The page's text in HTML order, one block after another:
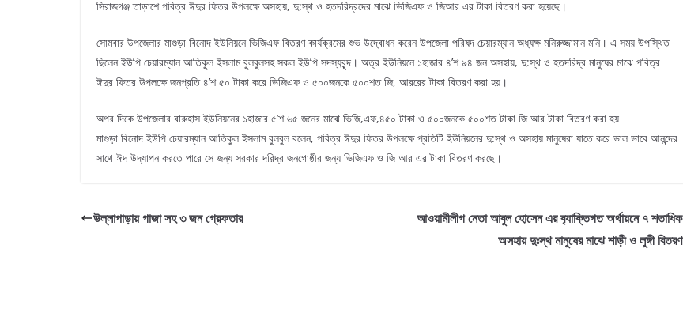
সিরাজগঞ্জ তাড়াশে পবিত্র ঈদুর ফিতর উপলক্ষে অসহায়, দু:স্থ ও হতদরিদ্রদের মাঝে ভিজিএফ ও জিআর এর টাকা বিতরণ করা হয়েছে।
সোমবার উপজেলার মাগুড়া বিনোদ ইউনিয়নে ভিজিএফ বিতরণ কার্যক্রমের শুভ উদ্বোধন করেন উপজেলা পরিষদ চেয়ারম্যান অধ্যক্ষ মনিরুজ্জামান মনি। এ সময় উপস্থিত
ছিলেন ইউপি চেয়ারম্যান আতিকুল ইসলাম বুলবুলসহ সকল ইউপি সদস্যবৃন্দ। অত্র ইউনিয়নে ১হাজার ৪’শ ৯৪ জন অসহায়, দু:স্থ ও হতদরিদ্র মানুষের মাঝে পবিত্র
ঈদুর ফিতর উপলক্ষে জনপ্রতি ৪’শ ৫০ টাকা করে ভিজিএফ ও ৫০০জনকে ৫০০শত জি, আররের টাকা বিতরণ করা হয়।
অপর দিকে উপজেলার বারুহাস ইউনিয়নের ১হাজার ৫’শ ৬৫ জনের মাঝে ভিজি,এফ,৪৫০ টাকা ও ৫০০জনকে ৫০০শত টাকা জি আর টাকা বিতরণ করা হয়
মাগুড়া বিনোদ ইউপি চেয়ারম্যান আতিকুল ইসলাম বুলবুল বলেন, পবিত্র ঈদুর ফিতর উপলক্ষে প্রতিটি ইউনিয়নের দু:স্থ ও অসহায় মানুষেরা যাতে করে ভাল ভাবে আনন্দের
সাথে ঈদ উদ্যাপন করতে পারে সে জন্য সরকার দরিদ্র জনগোষ্ঠীর জন্য ভিজিএফ ও জি আর এর টাকা বিতরণ করছে।
উল্লাপাড়ায় গাজা সহ ৩ জন গ্রেফতার
আওয়ামীলীগ নেতা আবুল হোসেন এর ব‌্যাক্তিগত অর্থায়নে ৭ শতাধিক
অসহায় দুঃস্থ মানুষের মাঝে শাড়ী ও লুঙ্গী বিতরণ